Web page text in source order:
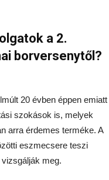
a 2.
borversenytől?
20 évben éppen emiatt
szokások is, melyek
arra érdemes terméke. A
eszmecsere teszi
meg.